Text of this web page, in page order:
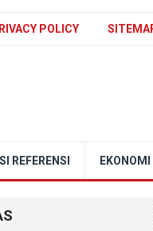
POLICY
REFERENSI